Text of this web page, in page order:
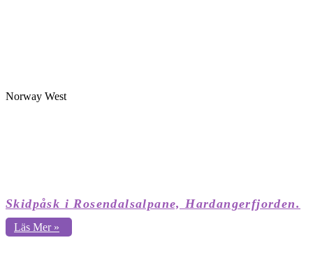
Norway West
Skidpåsk i Rosendalsalpane, Hardangerfjorden.
Läs Mer »